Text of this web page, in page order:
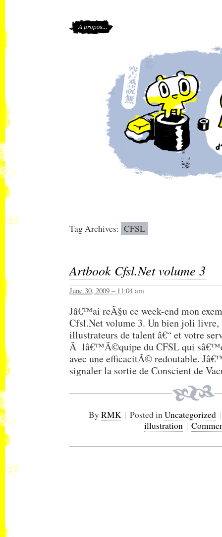
Tag Archives: CFSL
Artbook Cfsl.Net volume 3
June 30, 2009 – 11:04 am
Jâ€™ai reÃ§u ce week-end mon
Cfsl.Net volume 3. Un bien joli livre,
illustrateurs de talent â€“ et votre
Ã lâ€™Ã©quipe du CFSL qui
avec une efficacitÃ© redoutable.
signaler la sortie de Conscient de
By RMK | Posted in Uncategorized |
illustration |